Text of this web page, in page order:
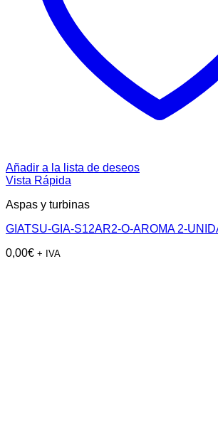
Añadir a la lista de deseos
Vista Rápida
Aspas y turbinas
GIATSU-GIA-S12AR2-O-AROMA 2-
0,00€ + IVA